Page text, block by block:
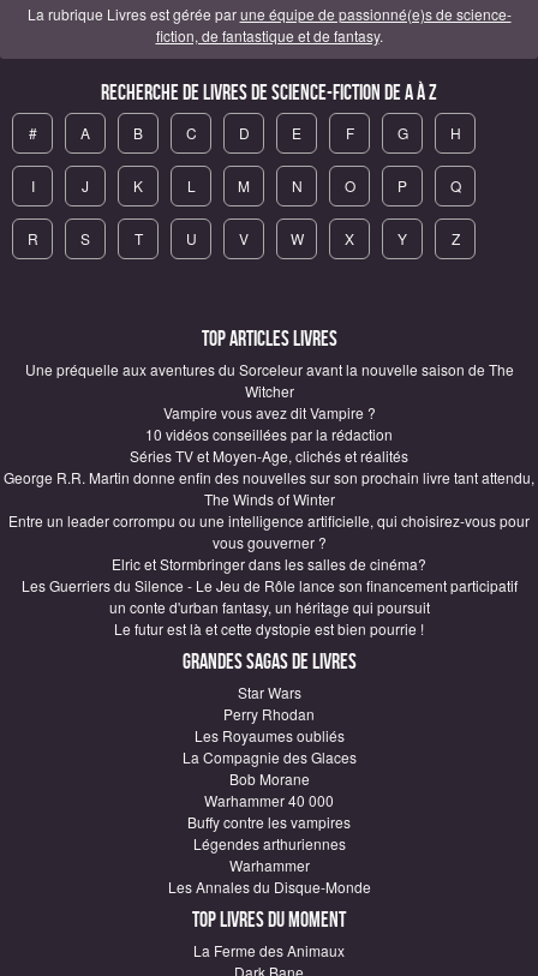
La rubrique Livres est gérée parune équipe de passionné(e)s de science-
fiction, de fantastique et de fantasy.
Recherche de Livres de science-fiction de A à Z
# A B C D E F G H
I J K L M N O P Q
R S T U V W X Y Z
Top articles Livres
Une préquelle aux aventures du Sorceleur avant la nouvelle saison de The
Witcher
Vampire vous avez dit Vampire ?
10 vidéos conseillées par la rédaction
Séries TV et Moyen-Age, clichés et réalités
George R.R. Martin donne enfin des nouvelles sur son prochain livre tant attendu,
The Winds of Winter
Entre un leader corrompu ou une intelligence artificielle, qui choisirez-vous pour
vous gouverner ?
Elric et Stormbringer dans les salles de cinéma?
Les Guerriers du Silence - Le Jeu de Rôle lance son financement participatif
un conte d'urban fantasy, un héritage qui poursuit
Le futur est là et cette dystopie est bien pourrie !
Grandes sagas de Livres
Star Wars
Perry Rhodan
Les Royaumes oubliés
La Compagnie des Glaces
Bob Morane
Warhammer 40 000
Buffy contre les vampires
Légendes arthuriennes
Warhammer
Les Annales du Disque-Monde
Top Livres du moment
La Ferme des Animaux
Dark Bane